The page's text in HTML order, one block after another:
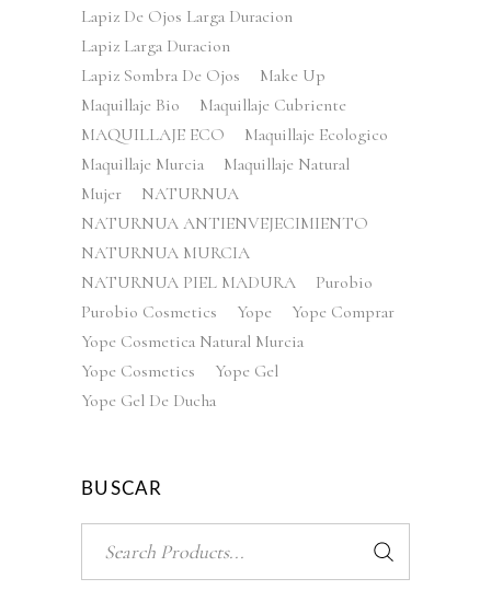
Lapiz De Ojos Larga Duracion
Lapiz Larga Duracion
Lapiz Sombra De Ojos
Make Up
Maquillaje Bio
Maquillaje Cubriente
MAQUILLAJE ECO
Maquillaje Ecologico
Maquillaje Murcia
Maquillaje Natural
Mujer
NATURNUA
NATURNUA ANTIENVEJECIMIENTO
NATURNUA MURCIA
NATURNUA PIEL MADURA
Purobio
Purobio Cosmetics
Yope
Yope Comprar
Yope Cosmetica Natural Murcia
Yope Cosmetics
Yope Gel
Yope Gel De Ducha
BUSCAR